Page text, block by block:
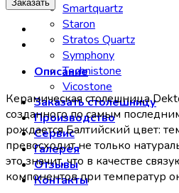
Smartquartz
Staron
Stratos Quartz
Symphony
Technistone
Vicostone
Заказать столешницу
Производство
Сервис
Галерея
Отзывы
Контакты
Заказать
Описание
Керамическая столешница
созданного по самым
рождается Балтийский цвет:
превосходит не только
это значит, что в качестве
компонентов при температур